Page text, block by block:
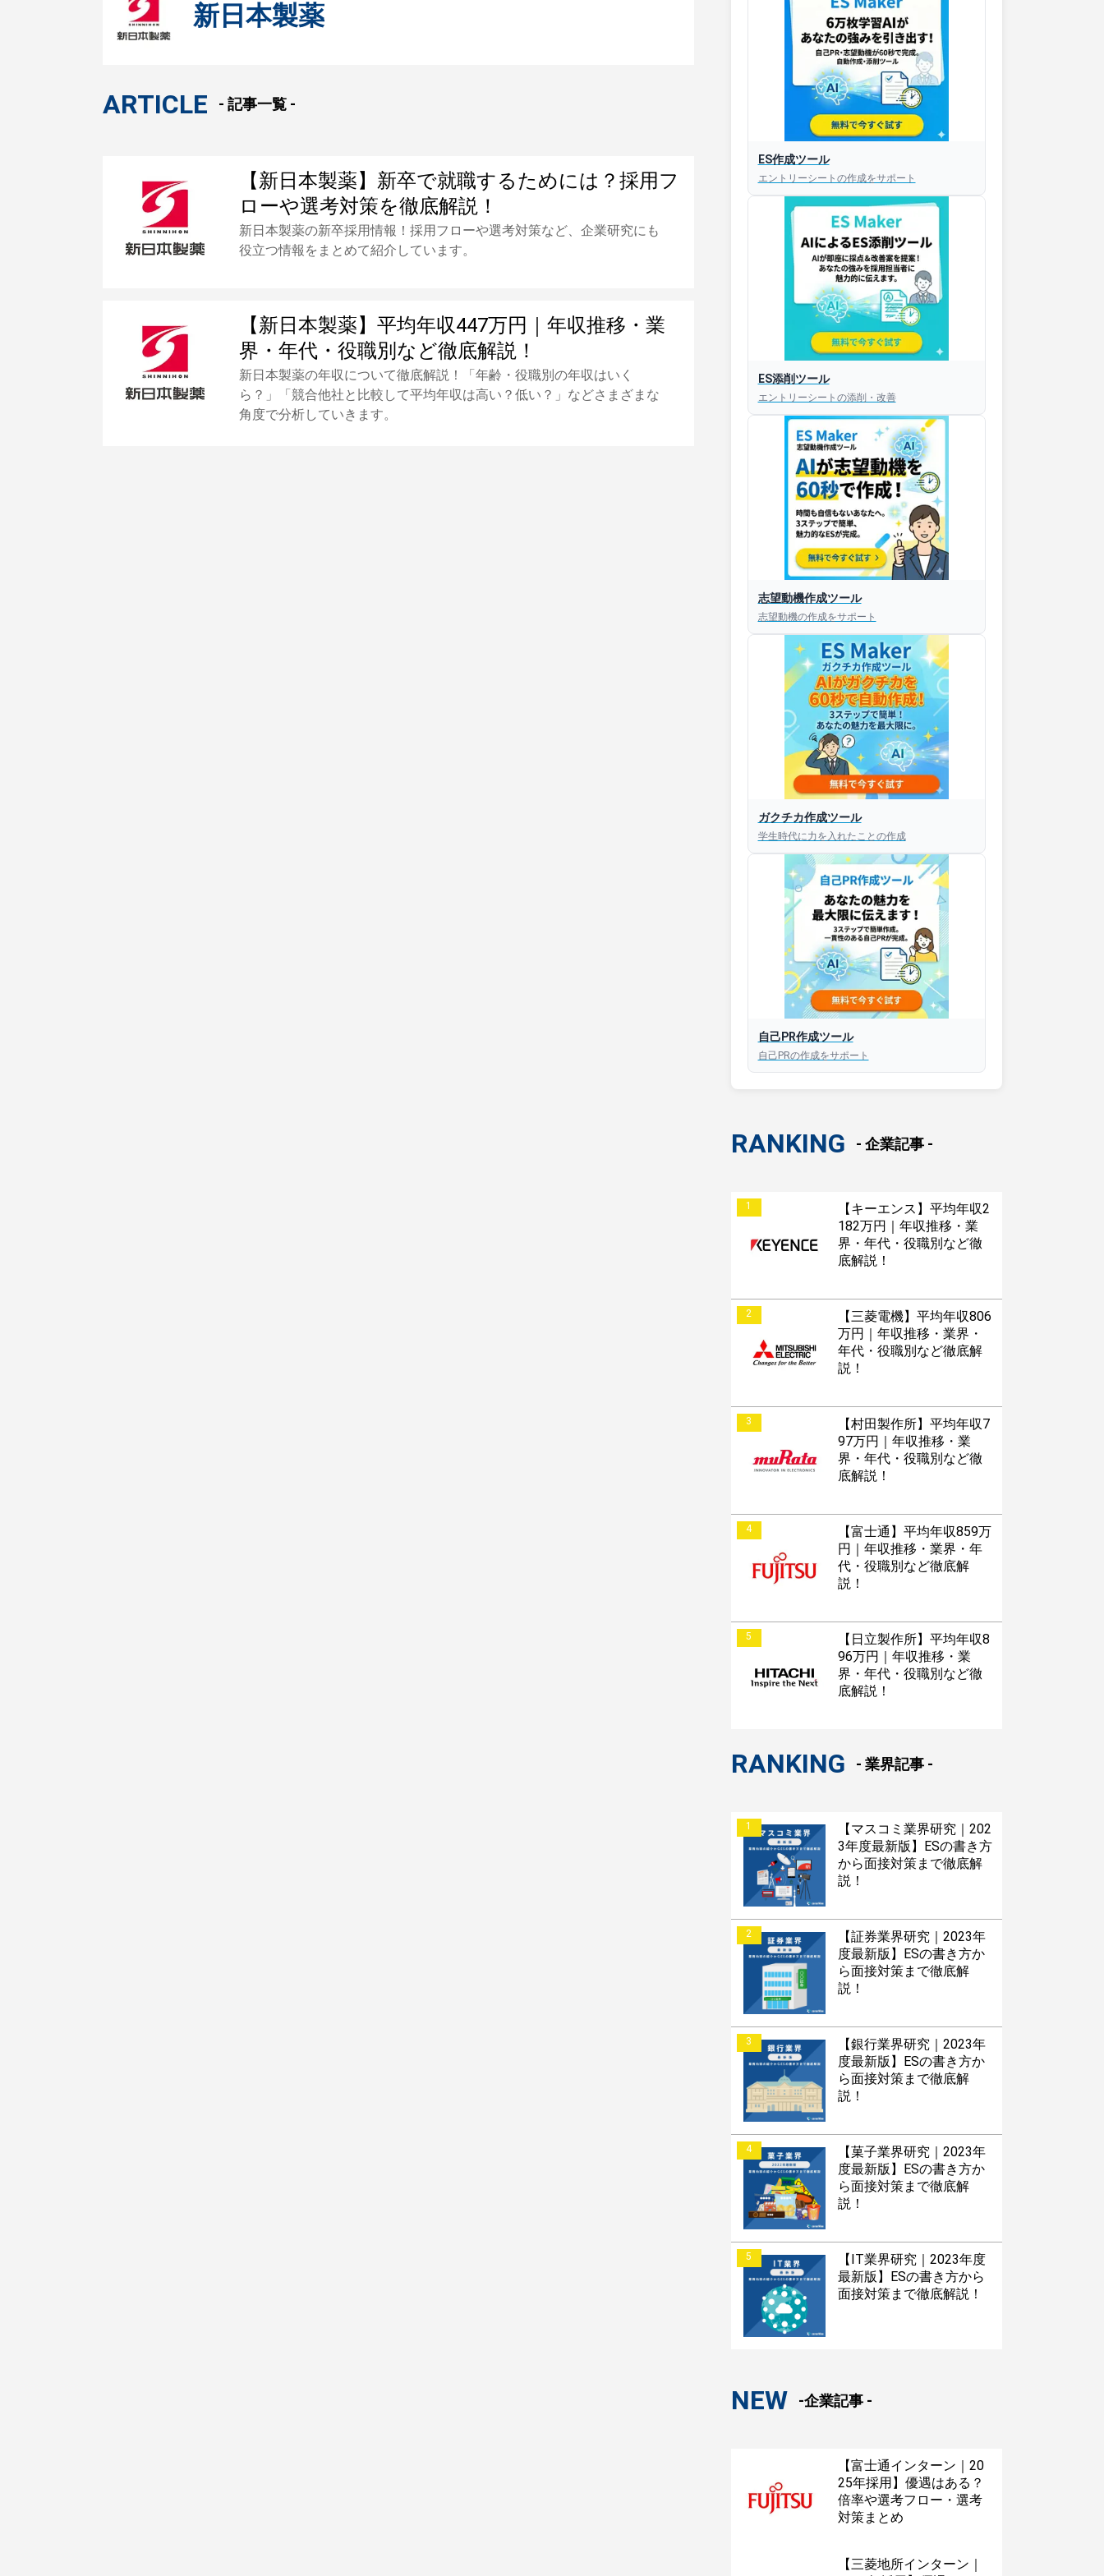
新日本製薬
ARTICLE - 記事一覧 -
【新日本製薬】新卒で就職するためには？採用フ
ローや選考対策を徹底解説！
新日本製薬の新卒採用情報！採用フローや選考対策など、企業研究にも
役立つ情報をまとめて紹介しています。
【新日本製薬】平均年収447万円｜年収推移・業
界・年代・役職別など徹底解説！
新日本製薬の年収について徹底解説！「年齢・役職別の年収はいく
ら？」「競合他社と比較して平均年収は高い？低い？」などさまざまな
角度で分析していきます。
ES作成ツール
エントリーシートの作成をサポート
ES添削ツール
エントリーシートの添削・改善
志望動機作成ツール
志望動機の作成をサポート
ガクチカ作成ツール
学生時代に力を入れたことの作成
自己PR作成ツール
自己PRの作成をサポート
RANKING - 企業記事 -
1
【キーエンス】平均年収2
182万円｜年収推移・業
界・年代・役職別など徹
底解説！
2
【三菱電機】平均年収806
万円｜年収推移・業界・
年代・役職別など徹底解
説！
3
【村田製作所】平均年収7
97万円｜年収推移・業
界・年代・役職別など徹
底解説！
4
【富士通】平均年収859万
円｜年収推移・業界・年
代・役職別など徹底解
説！
5
【日立製作所】平均年収8
96万円｜年収推移・業
界・年代・役職別など徹
底解説！
RANKING - 業界記事 -
1
【マスコミ業界研究｜202
3年度最新版】ESの書き方
から面接対策まで徹底解
説！
2
【証券業界研究｜2023年
度最新版】ESの書き方か
ら面接対策まで徹底解
説！
3
【銀行業界研究｜2023年
度最新版】ESの書き方か
ら面接対策まで徹底解
説！
4
【菓子業界研究｜2023年
度最新版】ESの書き方か
ら面接対策まで徹底解
説！
5
【IT業界研究｜2023年度
最新版】ESの書き方から
面接対策まで徹底解説！
NEW -企業記事 -
【富士通インターン｜20
25年採用】優遇はある？
倍率や選考フロー・選考
対策まとめ
【三菱地所インターン｜